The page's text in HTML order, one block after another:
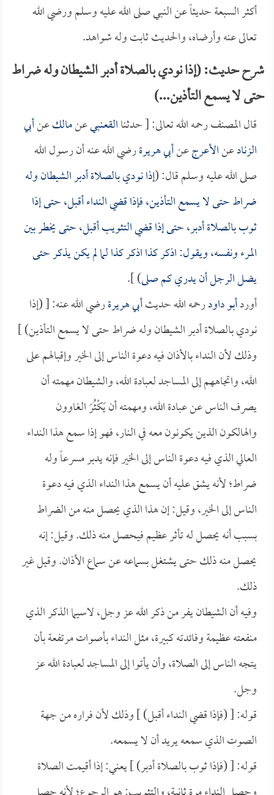
أكثر السبعة حديثاً عن النبي صلى الله عليه وسلم ورضي الله
تعالى عنه وأرضاه، والحديث ثابت وله شواهد.
شرح حديث: (إذا نودي بالصلاة أدبر الشيطان وله ضراط
حتى لا يسمع التأذين...)
قال المصنف رحمه الله تعالى: [ حدثناالقعنبيعنمالكعنأبي
الزنادعنالأعرجعنأبي هريرةرضي الله عنه أن رسول الله
صلى الله عليه وسلم قال: (إذا نودي بالصلاة أدبر الشيطان وله
ضراط حتى لا يسمع التأذين، فإذا قضي النداء أقبل، حتى إذا
ثوب بالصلاة أدبر، حتى إذا قضي التثويب أقبل، حتى يخطر بين
المرء ونفسه، ويقول: اذكر كذا اذكر كذا لما لم يكن يذكر حتى
يضل الرجل أن يدري كم صلى) ].
أوردأبو داودرحمه الله حديثأبي هريرةرضي الله عنه: [ (إذا
نودي بالصلاة أدبر الشيطان وله ضراط حتى لا يسمع التأذين) ]
وذلك لأن النداء بالأذان فيه دعوة الناس إلى الخير وإقبالهم على
الله، واتجاههم إلى المساجد لعبادة الله، والشيطان مهمته أن
يصرف الناس عن عبادة الله، ومهمته أن يَكْثُرَ الغاوون
والهالكون الذين يكونون معه في النار، فهو إذا سمع هذا النداء
العالي الذي فيه دعوة الناس إلى الخير فإنه يدبر مسرعاً وله
ضراط؛ لأنه يشق عليه أن يسمع هذا النداء الذي فيه دعوة
الناس إلى الخير، وقيل: إن هذا الذي يحصل منه من الضراط
بسبب أنه يحصل له تأثر عظيم فيحصل منه ذلك. وقيل: إنه
يحصل منه ذلك حتى يشتغل بسماعه عن سماع الأذان. وقيل غير
ذلك.
وفيه أن الشيطان يفر من ذكر الله عز وجل، لاسيما الذكر الذي
منفعته عظيمة وفائدته كبيرة، مثل النداء بأصوات مرتفعة بأن
يتجه الناس إلى الصلاة، وأن يأتوا إلى المساجد لعبادة الله عز
وجل.
قوله: [ (فإذا قضي النداء أقبل) ] وذلك لأن فراره من جهة
الصوت الذي سمعه يريد أن لا يسمعه.
قوله: [ (فإذا ثوب بالصلاة أدبر) ] يعني: إذا أقيمت الصلاة